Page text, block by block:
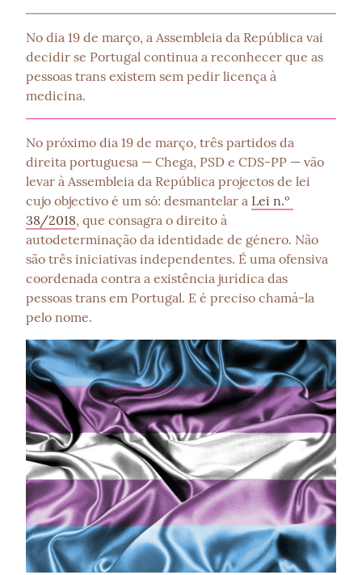
No dia 19 de março, a Assembleia da República vai
decidir se Portugal continua a reconhecer que as
pessoas trans existem sem pedir licença à
medicina.
No próximo dia 19 de março, três partidos da
direita portuguesa — Chega, PSD e CDS-PP — vão
levar à Assembleia da República projectos de lei
cujo objectivo é um só: desmantelar a Lei n.º
38/2018, que consagra o direito à
autodeterminação da identidade de género. Não
são três iniciativas independentes. É uma ofensiva
coordenada contra a existência jurídica das
pessoas trans em Portugal. E é preciso chamá-la
pelo nome.